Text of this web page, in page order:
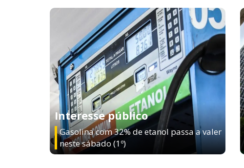
Interesse público
Gasolina com 32% de etanol passa a valer
neste sábado (1º)